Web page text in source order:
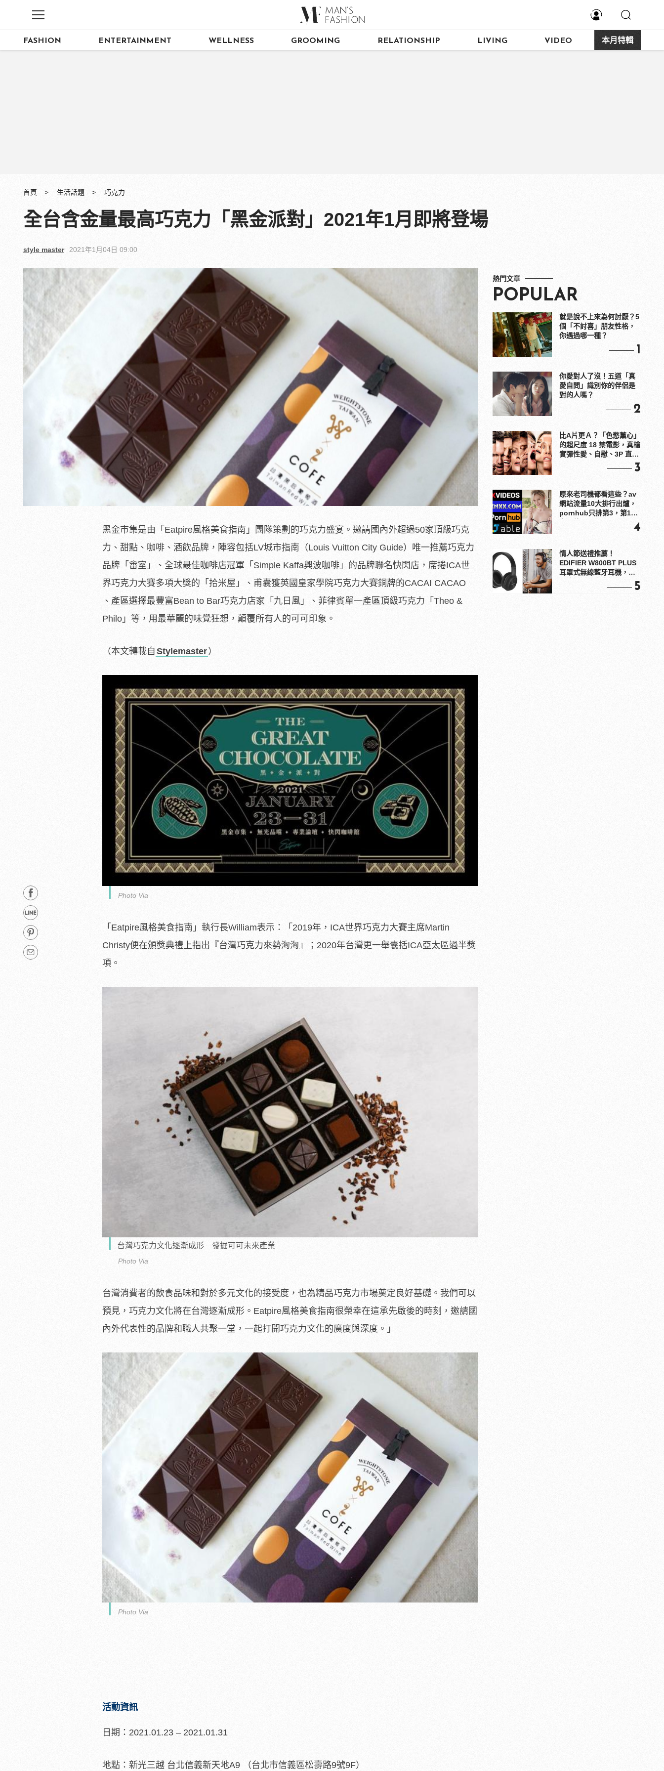
FASHION ENTERTAINMENT WELLNESS GROOMING RELATIONSHIP LIVING VIDEO 本月特輯
首頁 生活話題 巧克力
全台含金量最高巧克力「黑金派對」2021年1月即將登場
style master 2021年1月04日 09:00
黑金市集是由「Eatpire風格美食指南」團隊策劃的巧克力盛宴。邀請國內外超過50家頂級巧克
力、甜點、咖啡、酒飲品牌，陣容包括LV城市指南（Louis Vuitton City Guide）唯一推薦巧克力
品牌「畬室」、全球最佳咖啡店冠軍「Simple Kaffa興波咖啡」的品牌聯名快閃店，席捲ICA世
界巧克力大賽多項大獎的「拾米屋」、甫囊獲英國皇家學院巧克力大賽銅牌的CACAI CACAO
、產區選擇最豐富Bean to Bar巧克力店家「九日風」、菲律賓單一產區頂級巧克力「Theo &
Philo」等，用最華麗的味覺狂想，顛覆所有人的可可印象。
（本文轉載自 Stylemaster）
Photo Via
「Eatpire風格美食指南」執行長William表示：「2019年，ICA世界巧克力大賽主席Martin
Christy便在頒獎典禮上指出『台灣巧克力來勢洶洶』；2020年台灣更一舉囊括ICA亞太區過半獎
項。
台灣巧克力文化逐漸成形 發掘可可未來產業
Photo Via
台灣消費者的飲食品味和對於多元文化的接受度，也為精品巧克力市場奠定良好基礎。我們可以
預見，巧克力文化將在台灣逐漸成形。Eatpire風格美食指南很榮幸在這承先啟後的時刻，邀請國
內外代表性的品牌和職人共聚一堂，一起打開巧克力文化的廣度與深度。」
Photo Via
活動資訊
日期：2021.01.23 – 2021.01.31
地點：新光三越 台北信義新天地A9 （台北市信義區松壽路9號9F）
熱門文章
POPULAR
就是說不上來為何討厭？5
個「不討喜」朋友性格，
你遇過哪一種？
1
你愛對人了沒！五道「真
愛自問」識別你的伴侶是
對的人嗎？
2
比A片更Ａ？「色慾薰心」
的超尺度 18 禁電影，真槍
實彈性愛、自慰、3P 直接
3
原來老司機都看這些？av
網站流量10大排行出爐，
pornhub只排第3，第1名
4
情人節送禮推薦！
EDIFIER W800BT PLUS
耳罩式無線藍牙耳機，在
5